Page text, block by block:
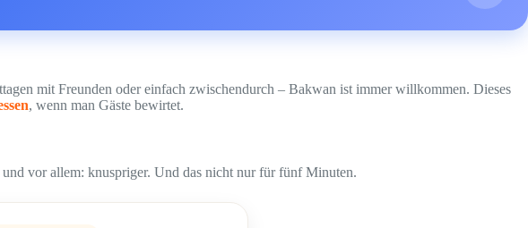
mit Freunden oder einfach zwischendurch – Bakwan ist immer willkommen. Dieses
, wenn man Gäste bewirtet.
vor allem: knuspriger. Und das nicht nur für fünf Minuten.